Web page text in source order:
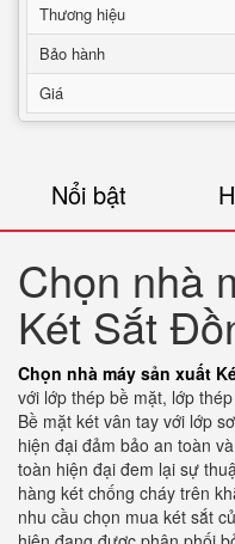
Thương hiệu
Bảo hành
Giá
Nổi bật
Chọn nhà
Két Sắt
Chọn nhà máy sản xuất
với lớp thép bề mặt, lớp
Bề mặt két vân tay với lớp
hiện đại đảm bảo an toàn
toàn hiện đại đem lại sự
hàng két chống cháy trên
nhu cầu chọn mua két sắt